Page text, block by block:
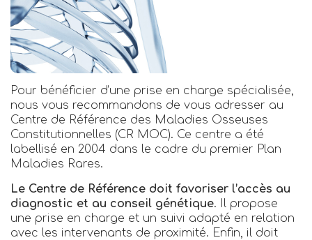
Pour bénéficier d’une prise en charge spécialisée,
nous vous recommandons de vous adresser au
Centre de Référence des Maladies Osseuses
Constitutionnelles (CR MOC). Ce centre a été
labellisé en 2004 dans le cadre du premier Plan
Maladies Rares.
Le Centre de Référence doit favoriser l’accès au
diagnostic et au conseil génétique. Il propose
une prise en charge et un suivi adapté en relation
avec les intervenants de proximité. Enfin, il doit